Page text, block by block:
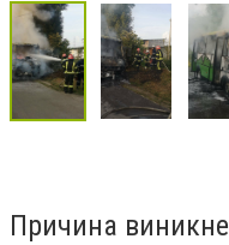
Причина